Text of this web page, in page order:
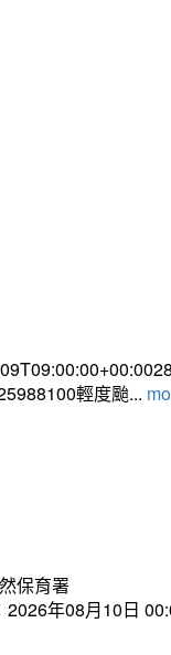
輕度颱...
保育署
年08月10日